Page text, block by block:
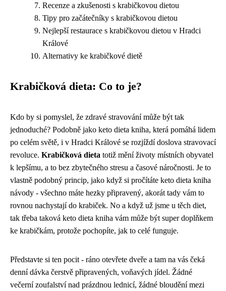
Recenze a zkušenosti s krabičkovou dietou
Tipy pro začátečníky s krabičkovou dietou
Nejlepší restaurace s krabičkovou dietou v Hradci
Králové
Alternativy ke krabičkové dietě
Krabičková dieta: Co to je?
Kdo by si pomyslel, že zdravé stravování může být tak
jednoduché? Podobně jako keto dieta kniha, která pomáhá lidem
po celém světě, i v Hradci Králové se rozjíždí doslova stravovací
revoluce. Krabičková dieta totiž mění životy místních obyvatel
k lepšímu, a to bez zbytečného stresu a časové náročnosti. Je to
vlastně podobný princip, jako když si pročítáte keto dieta kniha
návody - všechno máte hezky připravený, akorát tady vám to
rovnou nachystají do krabiček. No a když už jsme u těch diet,
tak třeba taková keto dieta kniha vám může být super doplňkem
ke krabičkám, protože pochopíte, jak to celé funguje.
Představte si ten pocit - ráno otevřete dveře a tam na vás čeká
denní dávka čerstvě připravených, voňavých jídel. Žádné
večerní zoufalství nad prázdnou lednicí, žádné bloudění mezi